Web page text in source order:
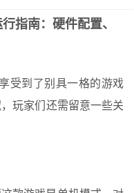
指南：硬件配置、
受到了别具一格的游戏
玩家们还需留意一些关